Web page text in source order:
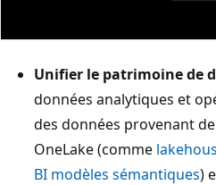
Unifier le patrimoine de
données analytiques et
des données provenant
OneLake (comme
BI modèles sémantiques)